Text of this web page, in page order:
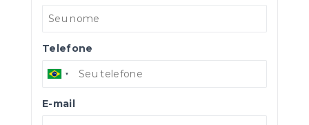
Telefone
E-mail